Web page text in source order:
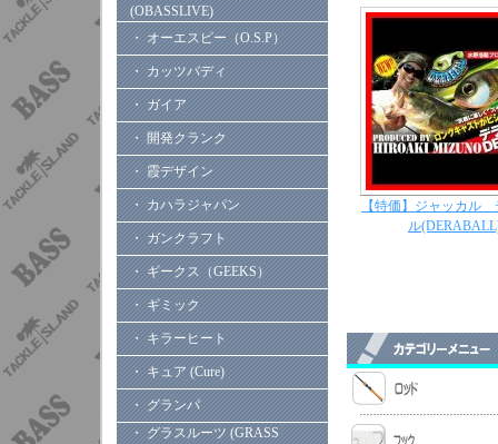
(OBASSLIVE)
・ オーエスピー（O.S.P）
・ カッツバディ
・ ガイア
・ 開発クランク
・ 霞デザイン
・ カハラジャパン
・ ガンクラフト
・ ギークス（GEEKS）
・ ギミック
・ キラーヒート
・ キュア (Cure)
・ グランパ
・ グラスルーツ (GRASS
【特価】ジャッカル
ル